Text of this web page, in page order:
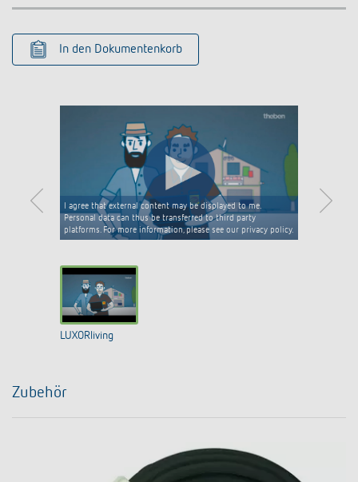
In den Dokumentenkorb
I agree that external content may be displayed to me.
Personal data can thus be transferred to third party
platforms. For more information, please see our privacy policy.
LUXORliving
Zubehör